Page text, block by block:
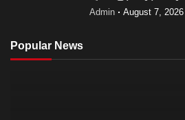
Admin August 7, 2026
Popular News